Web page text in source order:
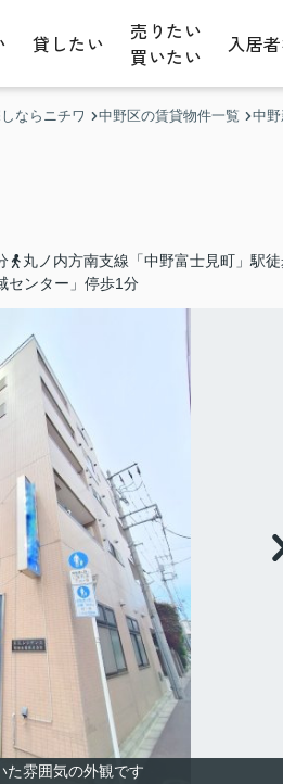
貸したい
売りたい
買いたい
入居
ならニチワ 中野区の賃貸物件一覧 中
丸ノ内方南支線「中野富士見町」駅
センター」停歩1分
た雰囲気の外観です